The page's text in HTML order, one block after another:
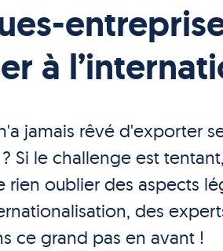
à
jamais rêvé d'exporter
Si le challenge est
rien oublier des aspects
des
ce grand pas en avant !